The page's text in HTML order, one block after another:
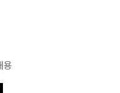
용